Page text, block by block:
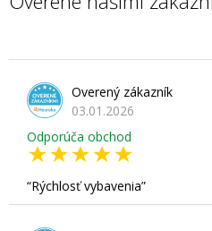
Overený zákazník
03.01.2026
Odporúča obchod
Rýchlosť vybavenia